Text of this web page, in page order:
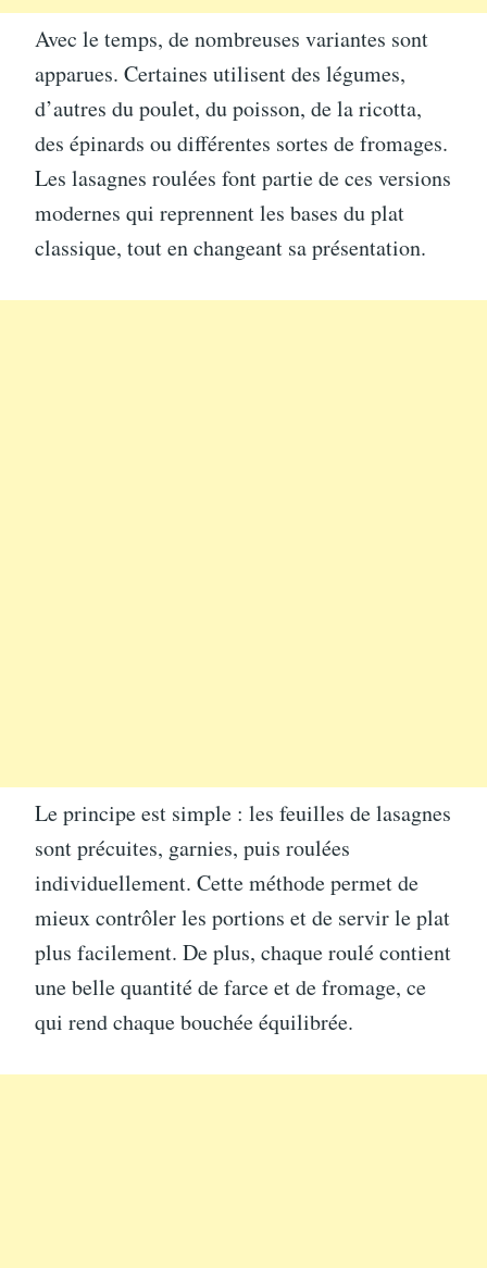
Avec le temps, de nombreuses variantes sont
apparues. Certaines utilisent des légumes,
d’autres du poulet, du poisson, de la ricotta,
des épinards ou différentes sortes de fromages.
Les lasagnes roulées font partie de ces versions
modernes qui reprennent les bases du plat
classique, tout en changeant sa présentation.
Le principe est simple : les feuilles de lasagnes
sont précuites, garnies, puis roulées
individuellement. Cette méthode permet de
mieux contrôler les portions et de servir le plat
plus facilement. De plus, chaque roulé contient
une belle quantité de farce et de fromage, ce
qui rend chaque bouchée équilibrée.